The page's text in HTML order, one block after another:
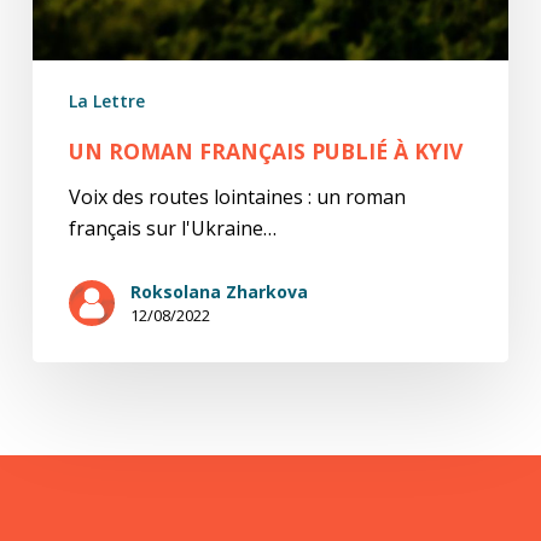
La Lettre
UN ROMAN FRANÇAIS PUBLIÉ À KYIV
Voix des routes lointaines : un roman
français sur l'Ukraine…
Roksolana Zharkova
12/08/2022